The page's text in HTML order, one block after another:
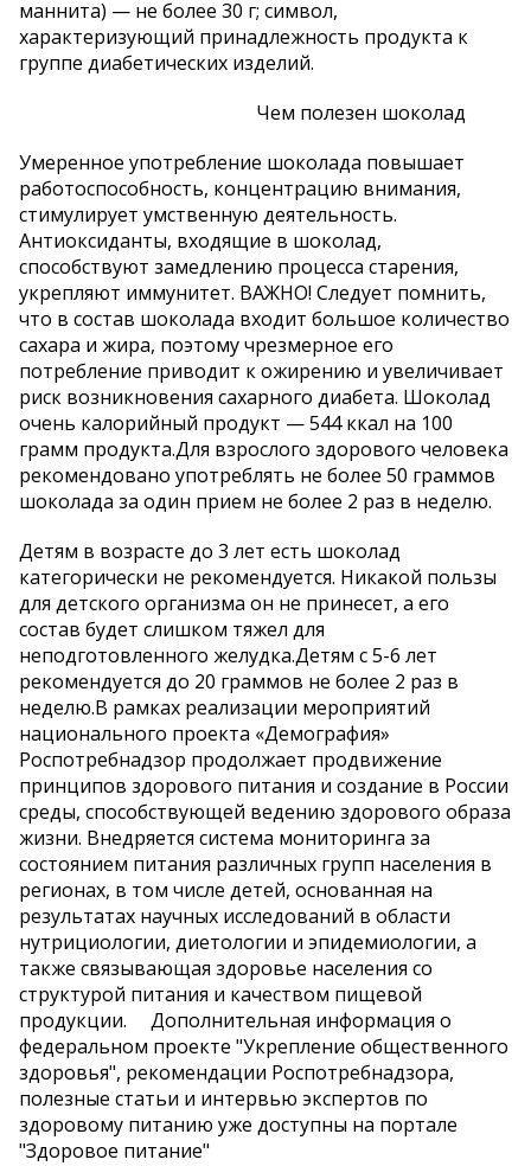
маннита) — не более 30 г; символ,
характеризующий принадлежность продукта к
группе диабетических изделий.
Чем полезен шоколад
Умеренное употребление шоколада повышает
работоспособность, концентрацию внимания,
стимулирует умственную деятельность.
Антиоксиданты, входящие в шоколад,
способствуют замедлению процесса старения,
укрепляют иммунитет. ВАЖНО! Следует помнить,
что в состав шоколада входит большое количество
сахара и жира, поэтому чрезмерное его
потребление приводит к ожирению и увеличивает
риск возникновения сахарного диабета. Шоколад
очень калорийный продукт — 544 ккал на 100
грамм продукта.Для взрослого здорового человека
рекомендовано употреблять не более 50 граммов
шоколада за один прием не более 2 раз в неделю.
Детям в возрасте до 3 лет есть шоколад
категорически не рекомендуется. Никакой пользы
для детского организма он не принесет, а его
состав будет слишком тяжел для
неподготовленного желудка.Детям с 5-6 лет
рекомендуется до 20 граммов не более 2 раз в
неделю.В рамках реализации мероприятий
национального проекта «Демография»
Роспотребнадзор продолжает продвижение
принципов здорового питания и создание в России
среды, способствующей ведению здорового образа
жизни. Внедряется система мониторинга за
состоянием питания различных групп населения в
регионах, в том числе детей, основанная на
результатах научных исследований в области
нутрициологии, диетологии и эпидемиологии, а
также связывающая здоровье населения со
структурой питания и качеством пищевой
продукции. Дополнительная информация о
федеральном проекте "Укрепление общественного
здоровья", рекомендации Роспотребнадзора,
полезные статьи и интервью экспертов по
здоровому питанию уже доступны на портале​
"Здоровое питание"